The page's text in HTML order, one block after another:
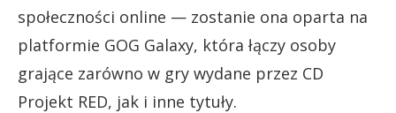
społeczności online — zostanie ona oparta na
platformie GOG Galaxy, która łączy osoby
grające zarówno w gry wydane przez CD
Projekt RED, jak i inne tytuły.